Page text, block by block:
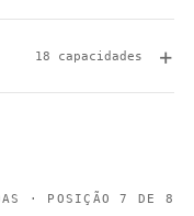
18 capacidades
· POSIÇÃO 7 DE 8